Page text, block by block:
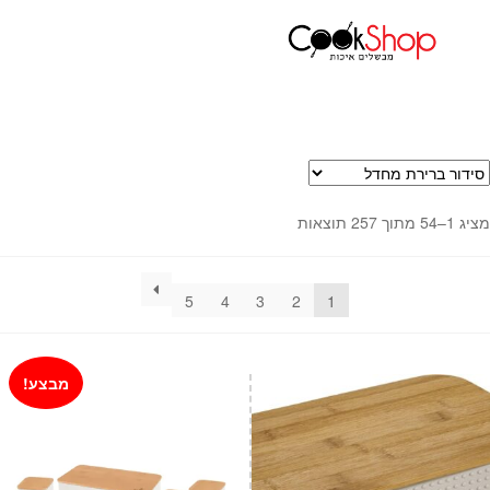
סירים
כלי הגשה ואירוח
גאדג'טס וכלי מטבח
אפייה
קפה ותה
גיפט קארד
כלי בית
עמוד הבית מוצרי מתנה
מציג 1–54 מתוך 257 תוצאות
1
2
3
4
5
מבצע!